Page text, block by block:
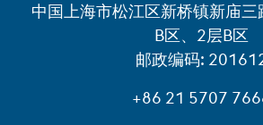
中国上海市松江区新桥镇新庙
B区、2层B区
邮政编码:
+86 21 5707